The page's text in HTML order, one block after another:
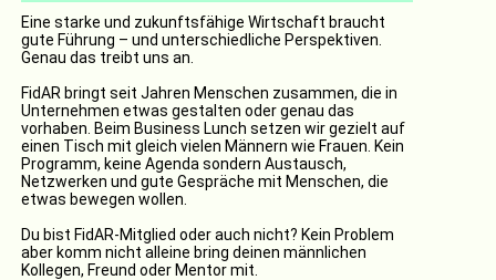
Eine starke und zukunftsfähige Wirtschaft braucht
gute Führung – und unterschiedliche Perspektiven.
Genau das treibt uns an.
FidAR bringt seit Jahren Menschen zusammen, die in
Unternehmen etwas gestalten oder genau das
vorhaben. Beim Business Lunch setzen wir gezielt auf
einen Tisch mit gleich vielen Männern wie Frauen. Kein
Programm, keine Agenda sondern Austausch,
Netzwerken und gute Gespräche mit Menschen, die
etwas bewegen wollen.
Du bist FidAR-Mitglied oder auch nicht? Kein Problem
aber komm nicht alleine bring deinen männlichen
Kollegen, Freund oder Mentor mit.